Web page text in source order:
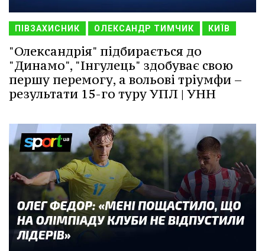
ПІВЗАХИСНИК ОЛЕКСАНДР ТИМЧИК КИЇВ
"Олександрія" підбирається до
"Динамо", "Інгулець" здобуває свою
першу перемогу, а вольові тріумфи –
результати 15-го туру УПЛ | УНН